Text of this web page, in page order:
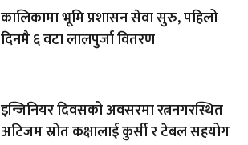
कालिकामा भूमि प्रशासन सेवा सुरु, पहिलो
दिनमै ६ वटा लालपुर्जा वितरण
इन्जिनियर दिवसको अवसरमा रत्ननगरस्थित
अटिजम स्रोत कक्षालाई कुर्सी र टेबल सहयोग